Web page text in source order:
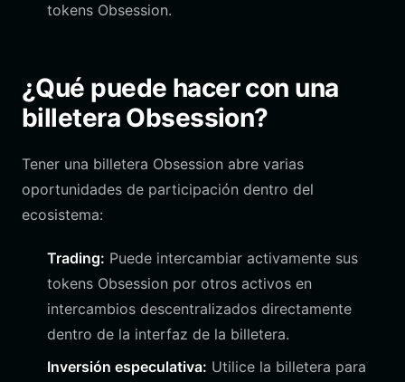
tokens Obsession.
¿Qué puede hacer con una
billetera Obsession?
Tener una billetera Obsession abre varias
oportunidades de participación dentro del
ecosistema:
Trading: Puede intercambiar activamente sus
tokens Obsession por otros activos en
intercambios descentralizados directamente
dentro de la interfaz de la billetera.
Inversión especulativa: Utilice la billetera para